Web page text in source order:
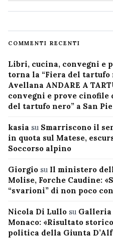
COMMENTI RECENTI
Libri, cucina, convegni e
torna la “Fiera del tartufo
Avellana ANDARE A
convegni e prove cinofile
del tartufo nero” a San
kasia su Smarriscono il
in quota sul Matese,
Soccorso alpino
Giorgio su Il ministero
Molise, Forche Caudine:
“svarioni” di non poco
Nicola Di Lullo su Galleria
Monaco: «Risultato
politica della Giunta